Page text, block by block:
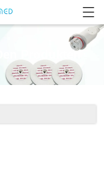
Produkten